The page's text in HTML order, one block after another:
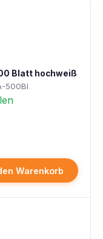
Blatt hochweiß
500Bl
Warenkorb